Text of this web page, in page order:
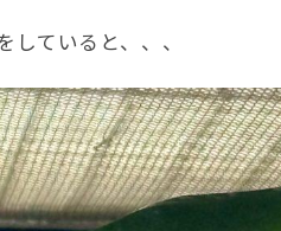
ていると、、、